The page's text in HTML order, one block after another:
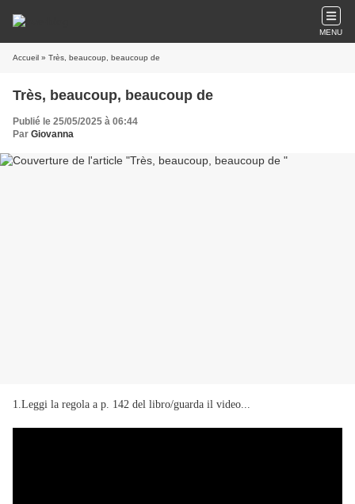
MENU
Accueil » Très, beaucoup, beaucoup de
Très, beaucoup, beaucoup de
Publié le 25/05/2025 à 06:44
Par Giovanna
1.Leggi la regola a p. 142 del libro/guarda il video...